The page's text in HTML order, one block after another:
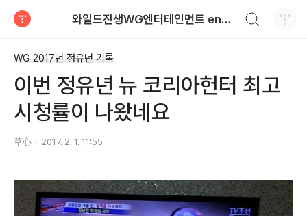
와일드진생WG엔터테인먼트 entertainment
WG 2017년 정유년 기록
이번 정유년 뉴 코리아헌터 최고
시청률이 나왔네요
草心 2017. 2. 1. 11:55